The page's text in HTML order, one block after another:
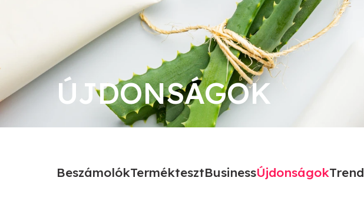
ÚJDONSÁGOK
BeszámolókTerméktesztBusinessÚjdonságokTrend